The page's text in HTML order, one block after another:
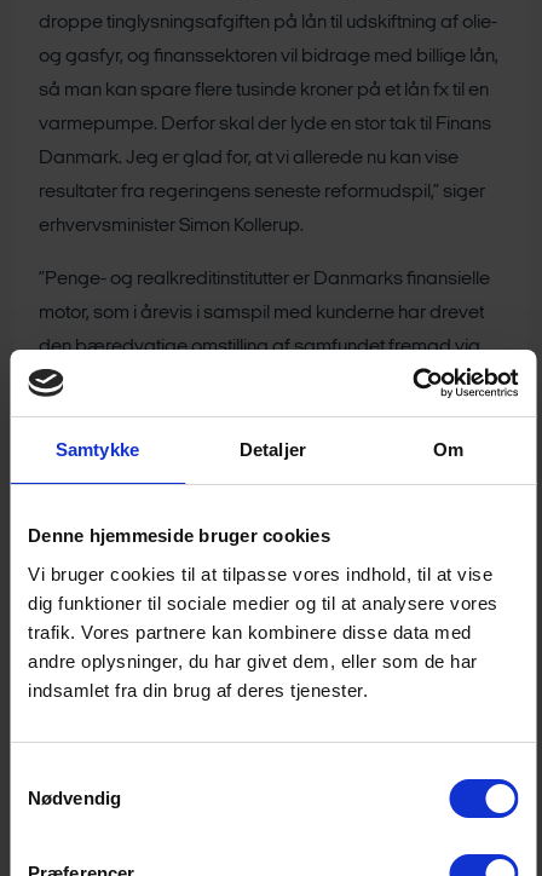
Samtykke Detaljer Om
Denne hjemmeside bruger cookies
Vi bruger cookies til at tilpasse vores indhold, til at vise
dig funktioner til sociale medier og til at analysere vores
trafik. Vores partnere kan kombinere disse data med
andre oplysninger, du har givet dem, eller som de har
indsamlet fra din brug af deres tjenester.
Nødvendig
droppe tinglysningsafgiften på lån til udskiftning af olie-
og gasfyr, og finanssektoren vil bidrage med billige lån,
så man kan spare flere tusinde kroner på et lån fx til en
varmepumpe. Derfor skal der lyde en stor tak til Finans
Danmark. Jeg er glad for, at vi allerede nu kan vise
resultater fra regeringens seneste reformudspil,” siger
erhvervsminister Simon Kollerup.
”Penge- og realkreditinstitutter er Danmarks finansielle
motor, som i årevis i samspil med kunderne har drevet
den bæredygtige omstilling af samfundet fremad via
de rette produkter, billig finansiering og kvalificeret
rådgivning – ikke mindst når det gælder
energirenovering. Med ”fyr dit fyr” sætter bankerne og
regeringen nu turbo på den grønne omstilling i tusindvis
uafhængig af Rusland,” siger Carsten Egeriis,
administrerende direktør i Danske Bank og formand for
Finans Danmark.
Partnerskabet udspringer af regeringens reformudspil
Danmark Kan Mere II
. Som foreslået vil regeringen fjerne
tinglysningsafgiften på lån til grønne varmekilder.
for at oprette disse lån, ligesom renten på lånene vil